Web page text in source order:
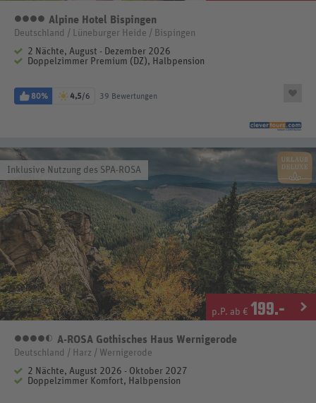
4 Sterne
Alpine Hotel Bispingen
Deutschland / Lüneburger Heide / Bispingen
2 Nächte, August - Dezember 2026
Doppelzimmer Premium (DZ), Halbpension
80% 4,5/6 39 Bewertungen
Inklusive Nutzung des SPA-ROSA
p.P. ab € 199.-
4,5 Sterne
A-ROSA Gothisches Haus Wernigerode
Deutschland / Harz / Wernigerode
2 Nächte, August 2026 - Oktober 2027
Doppelzimmer Komfort, Halbpension